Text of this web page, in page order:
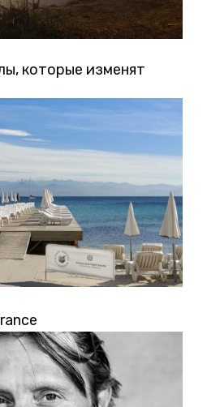
которые изменят